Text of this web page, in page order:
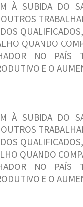
À SUBIDA DO
QUANDO
NO
E O
À SUBIDA DO
QUANDO
NO
E O